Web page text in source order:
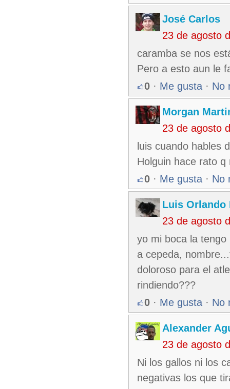
José Carlos
23 de agosto
caramba se nos
Pero a esto aun le
0 · Me gusta · No
Morgan
23 de agosto
luis cuando hables
Holguin hace rato
0 · Me gusta · No
Luis Orlando
23 de agosto
yo mi boca la
a cepeda,
doloroso para el
rindiendo???
0 · Me gusta · No
Alexander
23 de agosto
Ni los gallos ni los
negativas los que